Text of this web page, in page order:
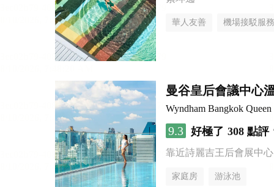
華人友善 機場接駁服務
曼谷皇后會議中心
Wyndham Bangkok
9.3 好極了 308 點評
靠近詩麗吉王后會展中心
家庭房 游泳池